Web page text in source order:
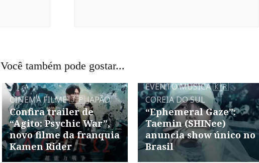
Você também pode gostar...
CINEMAFILME🇯🇵 JAPÃO
Confira trailer de
“Agito: Psychic War”,
novo filme da franquia
Kamen Rider
EVENTOMÚSICA🇰🇷
COREIA DO SUL
“Ephemeral Gaze”:
Taemin (SHINee)
anuncia show único no
Brasil